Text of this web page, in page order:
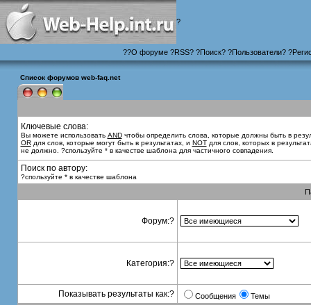
?
??О форуме?RSS? ?Поиск? ?Пользователи? ?
Список форумов web-faq.net
Ключевые слова:
Вы можете использовать ANDчтобы определить слова, которые должны быть в
ORдля слов, которые могут быть в результатах, и NOTдля слов, которых в
не должно. ?спользуйте * в качестве шаблона для частичного совпадения.
Поиск по автору:
?спользуйте * в качестве шаблона
Форум:?
Категория:?
Показывать результаты как:? Сообщения Темы